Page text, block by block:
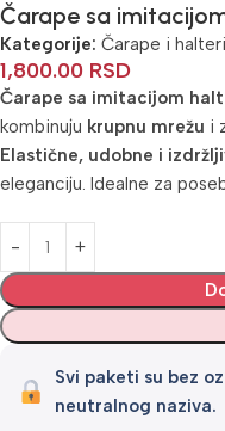
Čarape sa
Kategorije: Čarape i halteri
1,800.00 RSD
Čarape sa imitacijom
kombinuju krupnu mrežu i
Elastične, udobne i
eleganciju. Idealne za
Alternative:
Svi paketi su bez
neutralnog naziva.